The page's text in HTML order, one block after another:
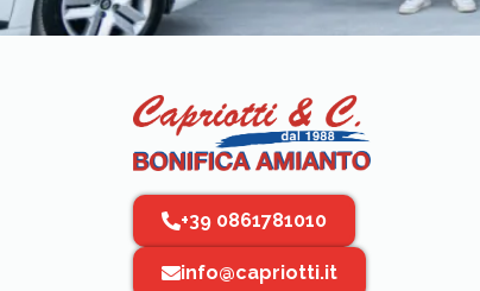
+39 0861781010
info@capriotti.it